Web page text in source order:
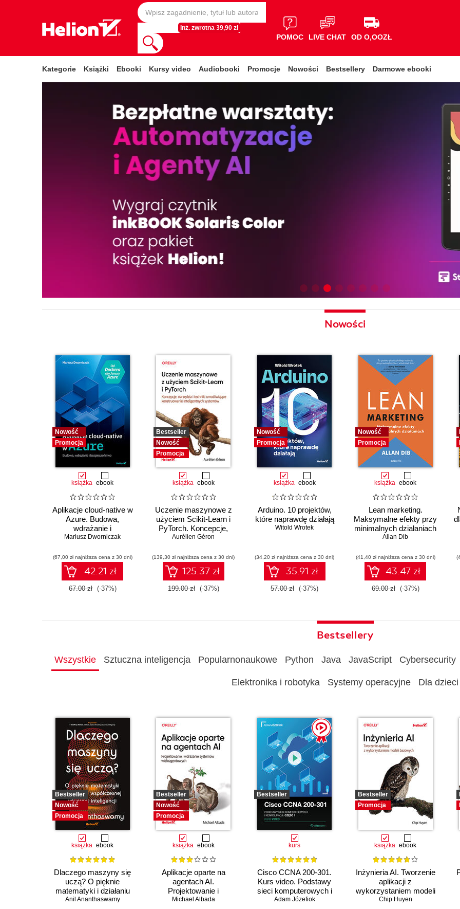
Inż. zwrotna 39,90 zł
POMOC LIVE CHAT OD O,OOZŁ
Kategorie Książki Ebooki Kursy video Audiobooki Promocje Nowości Bestsellery Darmowe ebooki
Nowości
Nowość
Promocja
książka ebook
Aplikacje cloud-native w
Azure. Budowa,
wdrażanie i
bezpieczeństwo
Mariusz Dworniczak
(67,00 zł najniższa cena z 30 dni)
42.21 zł
67.00 zł (-37%)
Bestseller
Nowość
Promocja
książka ebook
Uczenie maszynowe z
użyciem Scikit-Learn i
PyTorch. Koncepcje,
narzędzia i techniki
konstruowanie
inteligentnych systemów
Aurélien Géron
(139,30 zł najniższa cena z 30 dni)
125.37 zł
199.00 zł (-37%)
Nowość
Promocja
książka ebook
Arduino. 10 projektów,
które naprawdę działają
Witold Wrotek
(34,20 zł najniższa cena z 30 dni)
35.91 zł
57.00 zł (-37%)
Nowość
Promocja
książka ebook
Lean marketing.
Maksymalne efekty przy
minimalnych działaniach
Allan Dib
(41,40 zł najniższa cena z 30 dni)
43.47 zł
69.00 zł (-37%)
Bestsellery
Wszystkie Sztuczna inteligencja Popularnonaukowe Python Java JavaScript Cybersecurity
Elektronika i robotyka Systemy operacyjne Dla dzieci
Bestseller
Nowość
Promocja
książka ebook
Dlaczego maszyny się
uczą? O pięknie
matematyki i działaniu
współczesnej sztucznej
Anil Ananthaswamy
Bestseller
Nowość
Promocja
książka ebook
Aplikacje oparte na
agentach AI.
Projektowanie i
wdrażanie systemów
Michael Albada
Bestseller
kurs
Cisco CCNA 200-301.
Kurs video. Podstawy
sieci komputerowych i
konfiguracji
Adam Józefiok
Bestseller
Promocja
książka ebook
Inżynieria AI. Tworzenie
aplikacji z
wykorzystaniem modeli
bazowych
Chip Huyen